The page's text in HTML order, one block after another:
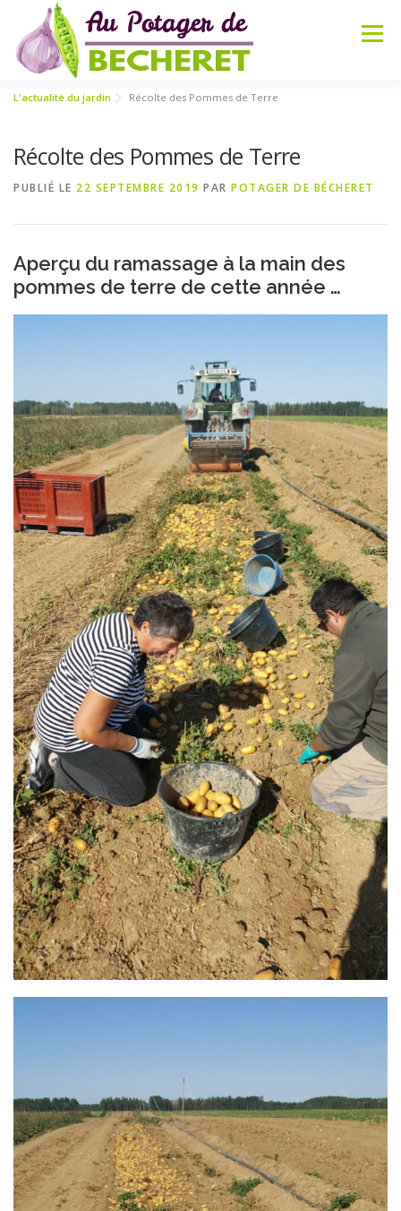
contenu
Menu
PARTENAIRES ACTUALITÉS RECETTES CONTACT
L'actualité du jardin Récolte des Pommes de Terre
Récolte des Pommes de Terre
PUBLIÉ LE 22 SEPTEMBRE 2019 PAR POTAGER DE BÉCHERET
Aperçu du ramassage à la main des
pommes de terre de cette année …